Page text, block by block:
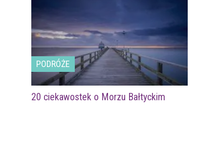
PODRÓŻE
20 ciekawostek o Morzu Bałtyckim